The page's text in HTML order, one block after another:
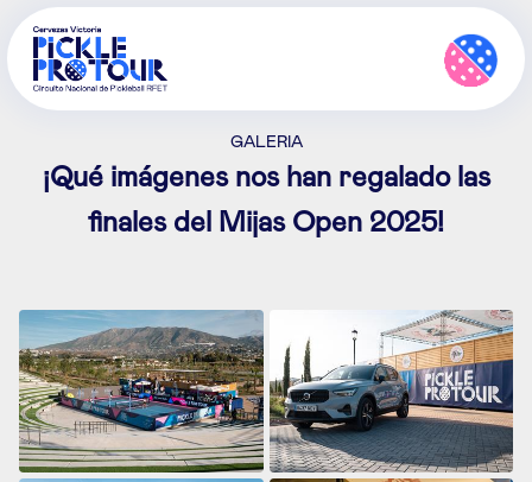
GALERIA
¡Qué imágenes nos han regalado las
finales del Mijas Open 2025!